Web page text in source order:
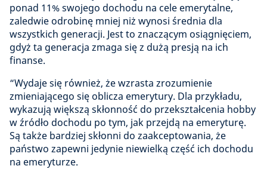
ponad 11% swojego dochodu na cele emerytalne,
zaledwie odrobinę mniej niż wynosi średnia dla
wszystkich generacji. Jest to znaczącym osiągnięciem,
gdyż ta generacja zmaga się z dużą presją na ich
finanse.
“Wydaje się również, że wzrasta zrozumienie
zmieniającego się oblicza emerytury. Dla przykładu,
wykazują większą skłonność do przekształcenia hobby
w źródło dochodu po tym, jak przejdą na emeryturę.
Są także bardziej skłonni do zaakceptowania, że
państwo zapewni jedynie niewielką część ich dochodu
na emeryturze.